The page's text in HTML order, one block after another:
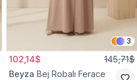
3
102,14$ 145,71$
Beyza Bej Robalı Ferace